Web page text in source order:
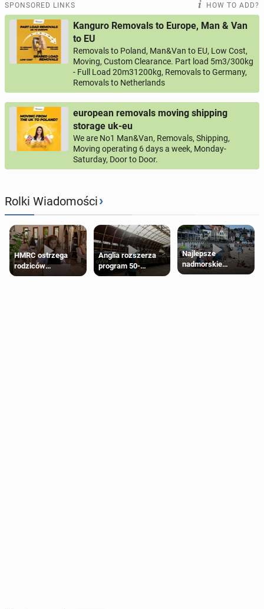
SPONSORED LINKS HOW TO ADD?
Kanguro Removals to Europe, Man & Van
to EU
Removals to Poland, Man&Van to EU, Low Cost,
Moving, Custom Clearance. Part load 5m3/300kg
- Full Load 20m31200kg, Removals to Germany,
Removals to Netherlands
european removals moving shipping
storage uk-eu
We are No1 Man&Van, Removals, Shipping,
Moving operating 6 days a week, Monday-
Saturday, Door to Door.
Rolki Wiadomości›
HMRC ostrzega
rodziców
pobierających Child
Anglia rozszerza
program 50-
procentowych
Najlepsze
nadmorskie
miasteczko blisko